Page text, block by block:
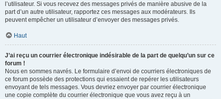
l’utilisateur. Si vous recevez des messages privés de manière abusive de la
part d’un autre utilisateur, rapportez ces messages aux modérateurs. Ils
peuvent empêcher un utilisateur d’envoyer des messages privés.
Haut
J’ai reçu un courrier électronique indésirable de la part de quelqu’un sur ce
forum !
Nous en sommes navrés. Le formulaire d’envoi de courriers électroniques de
ce forum possède des protections qui essaient de repérer les utilisateurs
envoyant de tels messages. Vous devriez envoyer par courrier électronique
une copie complète du courrier électronique que vous avez reçu à un